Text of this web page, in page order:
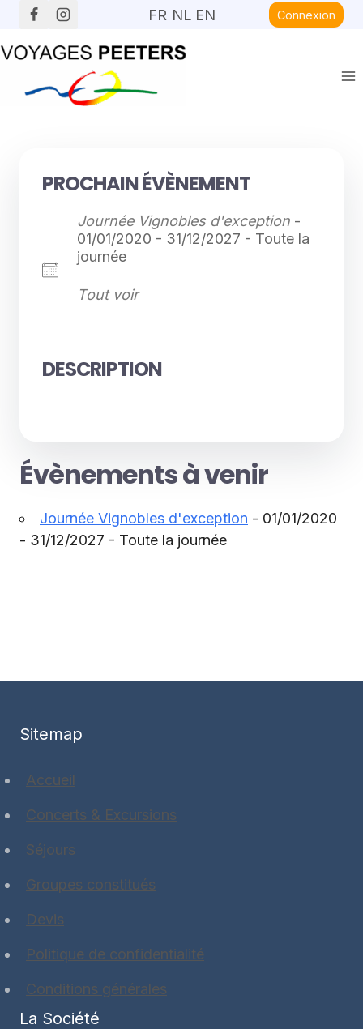
contenu
FR NL EN Connexion
PROCHAIN ÉVÈNEMENT
Journée Vignobles d'exception -
01/01/2020 - 31/12/2027 - Toute la
journée
Tout voir
DESCRIPTION
Évènements à venir
Journée Vignobles d'exception - 01/01/2020
- 31/12/2027 - Toute la journée
Sitemap
Accueil
Concerts & Excursions
Séjours
Groupes constitués
Devis
Politique de confidentialité
Conditions générales
La Société